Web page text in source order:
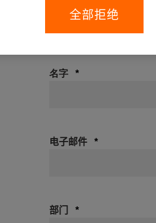
名字
电子邮件
部门
全部拒绝